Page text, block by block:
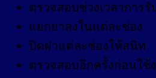
ตรวจสอบช่วงเวลาการ
แยกยาลงในแต่ละช่อง
ปิดฝาแต่ละช่องให้สนิท
ตรวจสอบอีกครั้งก่อนใช้